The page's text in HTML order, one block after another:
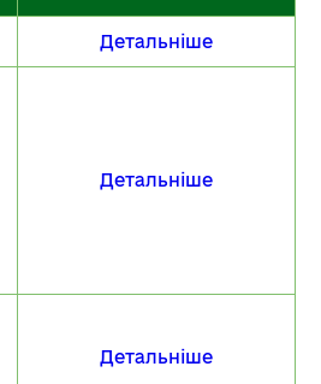
Детальніше
Детальніше
Детальніше